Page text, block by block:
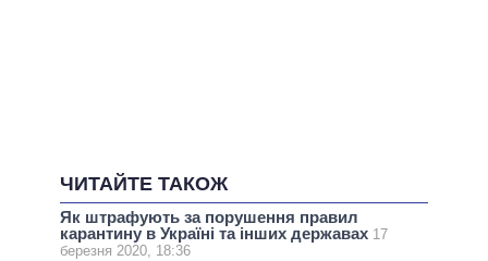
ЧИТАЙТЕ ТАКОЖ
Як штрафують за порушення правил
карантину в Україні та інших державах 17
березня 2020, 18:36